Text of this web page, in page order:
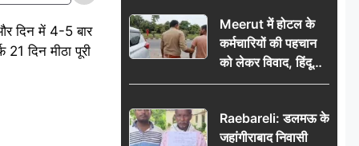
दिन में 4-5 बार
दिन मीठा पूरी
Meerut में होटल के
कर्मचारियों की पहचान
को लेकर विवाद, हिंदू
सुरक्षा संगठन ने उठाए
की मांग
Raebareli: डलमऊ के
जहांगीराबाद निवासी